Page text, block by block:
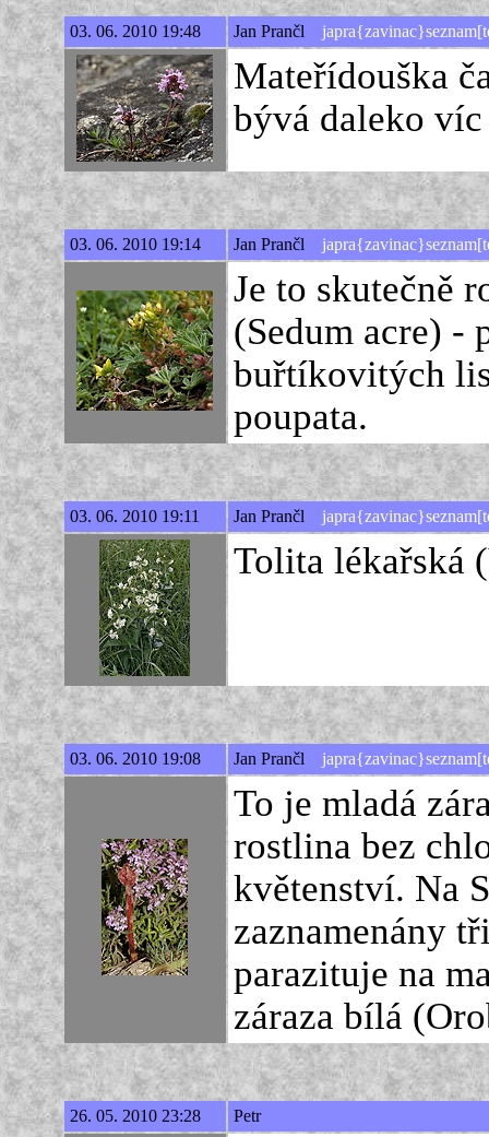
03. 06. 2010 19:48 Jan Prančl
Mateřídouška
bývá daleko
03. 06. 2010 19:14 Jan Prančl
Je to skutečně
(Sedum acre) -
buřtíkovitých
poupata.
03. 06. 2010 19:11 Jan Prančl
Tolita lékařská
03. 06. 2010 19:08 Jan Prančl
To je mladá
rostlina bez
květenství. Na
zaznamenány
parazituje na
záraza bílá
26. 05. 2010 23:28 Petr